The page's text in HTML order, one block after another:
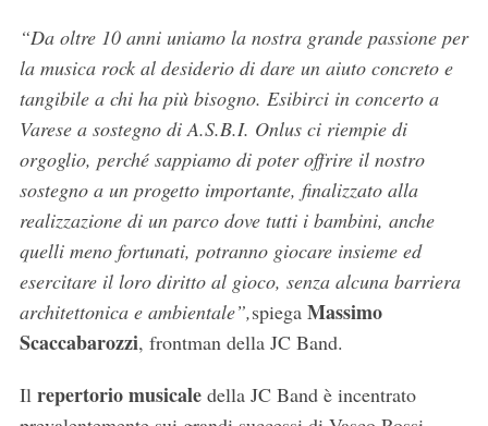
“Da oltre 10 anni uniamo la nostra grande passione per
la musica rock al desiderio di dare un aiuto concreto e
tangibile a chi ha più bisogno. Esibirci in concerto a
Varese a sostegno di A.S.B.I. Onlus ci riempie di
orgoglio, perché sappiamo di poter offrire il nostro
sostegno a un progetto importante, finalizzato alla
realizzazione di un parco dove tutti i bambini, anche
quelli meno fortunati, potranno giocare insieme ed
esercitare il loro diritto al gioco, senza alcuna barriera
architettonica e ambientale”,spiega Massimo
Scaccabarozzi, frontman della JC Band.
Il repertorio musicaledella JC Band è incentrato